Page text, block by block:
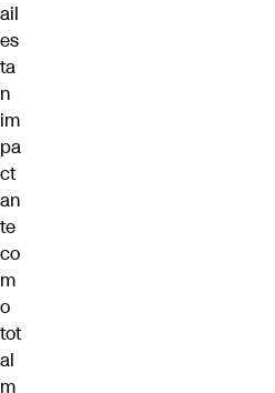
ail
es
ta
n
im
pa
ct
an
te
co
m
o
tot
al
m